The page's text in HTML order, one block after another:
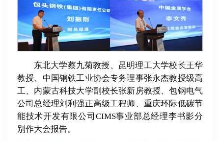
东北大学蔡九菊教授、昆明理工大学校长王华
教授、中国钢铁工业协会专务理事张永杰教授级高
工、内蒙古科技大学副校长张新房教授、包钢电气
公司总经理刘利强正高级工程师、重庆环际低碳节
能技术开发有限公司CIMS事业部总经理李书影分
别作大会报告。